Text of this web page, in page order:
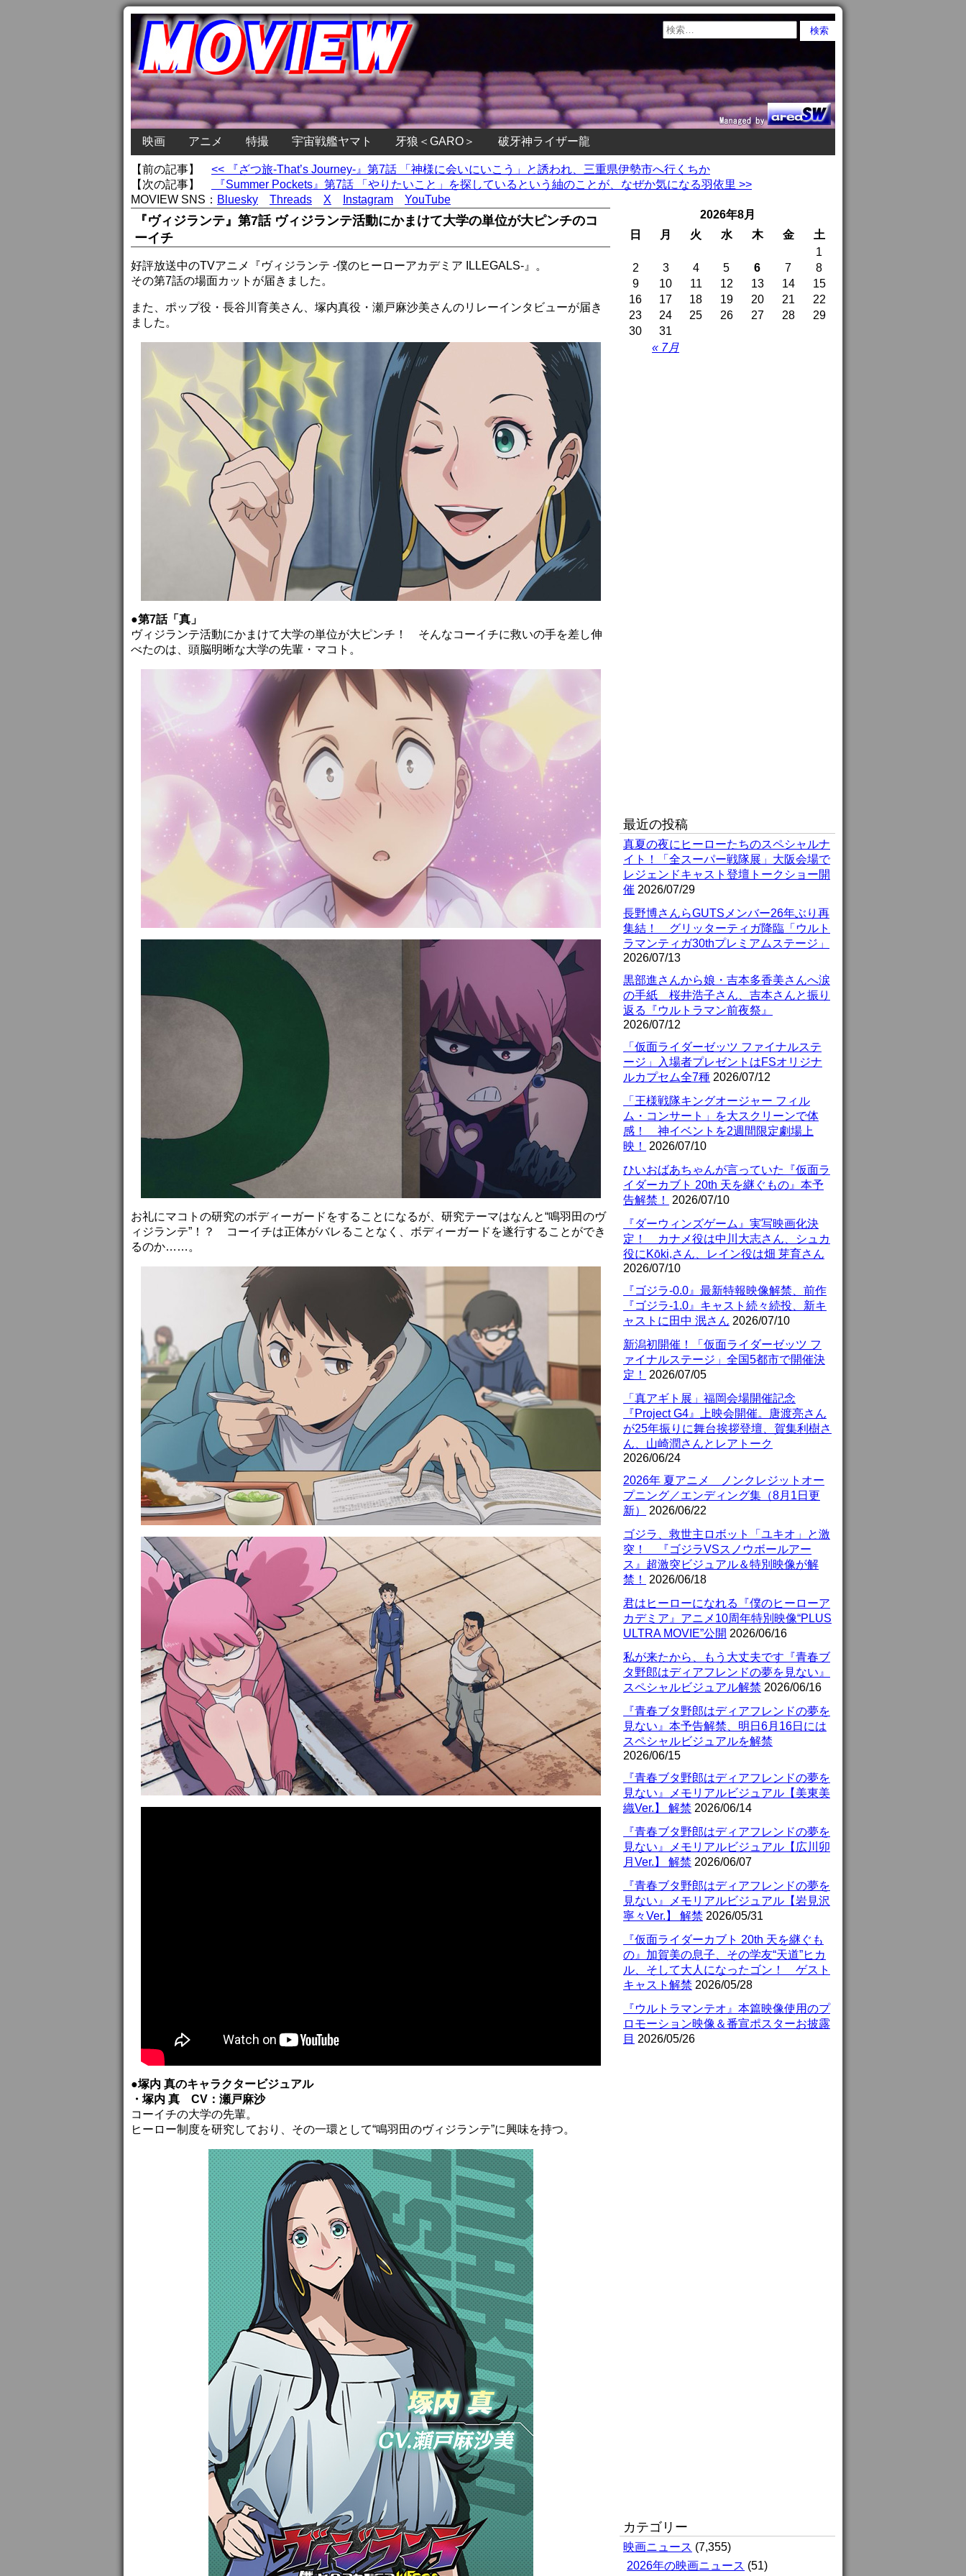
映画 アニメ 特撮 宇宙戦艦ヤマト 牙狼＜GARO＞ 破牙神ライザー龍
【前の記事】 << 『ざつ旅-That’s Journey-』第7話 「神様に会いにいこう」と誘われ、三重県伊勢市へ行くちか
【次の記事】
『Summer Pockets』第7話 「やりたいこと」を探しているという紬のことが、なぜか気になる羽依里 >>
MOVIEW SNS： Bluesky Threads X Instagram YouTube
『ヴィジランテ』第7話 ヴィジランテ活動にかまけて大学の単位が大ピンチのコ
ーイチ
好評放送中のTVアニメ『ヴィジランテ -僕のヒーローアカデミア ILLEGALS-』。
その第7話の場面カットが届きました。
また、ポップ役・長谷川育美さん、塚内真役・瀬戸麻沙美さんのリレーインタビューが届き
ました。
●第7話「真」
ヴィジランテ活動にかまけて大学の単位が大ピンチ！ そんなコーイチに救いの手を差し伸
べたのは、頭脳明晰な大学の先輩・マコト。
お礼にマコトの研究のボディーガードをすることになるが、研究テーマはなんと“鳴羽田のヴ
ィジランテ”！？ コーイチは正体がバレることなく、ボディーガードを遂行することができ
るのか……。
●塚内 真のキャラクタービジュアル
・塚内 真 CV：瀬戸麻沙
コーイチの大学の先輩。
ヒーロー制度を研究しており、その一環として“鳴羽田のヴィジランテ”に興味を持つ。
2026年8月
日
月 火 水 木 金 土
« 7月
1
2
3 4 5 6 7
8
9
10 11 12 13 14
15
16
17 18 19 20 21
22
23
24 25 26 27 28
29
30
31
最近の投稿
真夏の夜にヒーローたちのスペシャルナ
イト！「全スーパー戦隊展」大阪会場で
レジェンドキャスト登壇トークショー開
催 2026/07/29
長野博さんらGUTSメンバー26年ぶり再
集結！ グリッターティガ降臨「ウルト
ラマンティガ30thプレミアムステージ」
2026/07/13
黒部進さんから娘・吉本多香美さんへ涙
の手紙 桜井浩子さん、吉本さんと振り
返る『ウルトラマン前夜祭』
2026/07/12
「仮面ライダーゼッツ ファイナルステ
ージ」入場者プレゼントはFSオリジナ
ルカプセム全7種 2026/07/12
「王様戦隊キングオージャー フィル
ム・コンサート」を大スクリーンで体
感！ 神イベントを2週間限定劇場上
映！
2026/07/10
ひいおばあちゃんが言っていた『仮面ラ
イダーカブト 20th 天を継ぐもの』本予
告解禁！
2026/07/10
『ダーウィンズゲーム』実写映画化決
定！ カナメ役は中川大志さん、シュカ
役にKōki,さん、レイン役は畑 芽育さん
2026/07/10
『ゴジラ-0.0』最新特報映像解禁、前作
『ゴジラ-1.0』キャスト続々続投、新キ
ャストに田中 泯さん 2026/07/10
新潟初開催！「仮面ライダーゼッツ フ
ァイナルステージ」全国5都市で開催決
定！
2026/07/05
「真アギト展」福岡会場開催記念
『Project G4』上映会開催。唐渡亮さん
が25年振りに舞台挨拶登壇、賀集利樹さ
ん、山崎潤さんとレアトーク
2026/06/24
2026年 夏アニメ ノンクレジットオー
プニング／エンディング集（8月1日更
新）
2026/06/22
ゴジラ、救世主ロボット「ユキオ」と激
突！ 『ゴジラVSスノウボールアー
ス』超激突ビジュアル＆特別映像が解
禁！
2026/06/18
君はヒーローになれる『僕のヒーローア
カデミア』アニメ10周年特別映像“PLUS
ULTRA MOVIE”公開 2026/06/16
私が来たから、もう大丈夫です『青春ブ
タ野郎はディアフレンドの夢を見ない』
スペシャルビジュアル解禁 2026/06/16
『青春ブタ野郎はディアフレンドの夢を
見ない』本予告解禁、明日6月16日には
スペシャルビジュアルを解禁
2026/06/15
『青春ブタ野郎はディアフレンドの夢を
見ない』メモリアルビジュアル【美東美
織Ver.】 解禁 2026/06/14
『青春ブタ野郎はディアフレンドの夢を
見ない』メモリアルビジュアル【広川卯
月Ver.】 解禁 2026/06/07
『青春ブタ野郎はディアフレンドの夢を
見ない』メモリアルビジュアル【岩見沢
寧々Ver.】 解禁 2026/05/31
『仮面ライダーカブト 20th 天を継ぐも
の』加賀美の息子、その学友“天道”ヒカ
ル、そして大人になったゴン！ ゲスト
キャスト解禁 2026/05/28
『ウルトラマンテオ』本篇映像使用のプ
ロモーション映像＆番宣ポスターお披露
目 2026/05/26
カテゴリー
映画ニュース (7,355)
2026年の映画ニュース (51)